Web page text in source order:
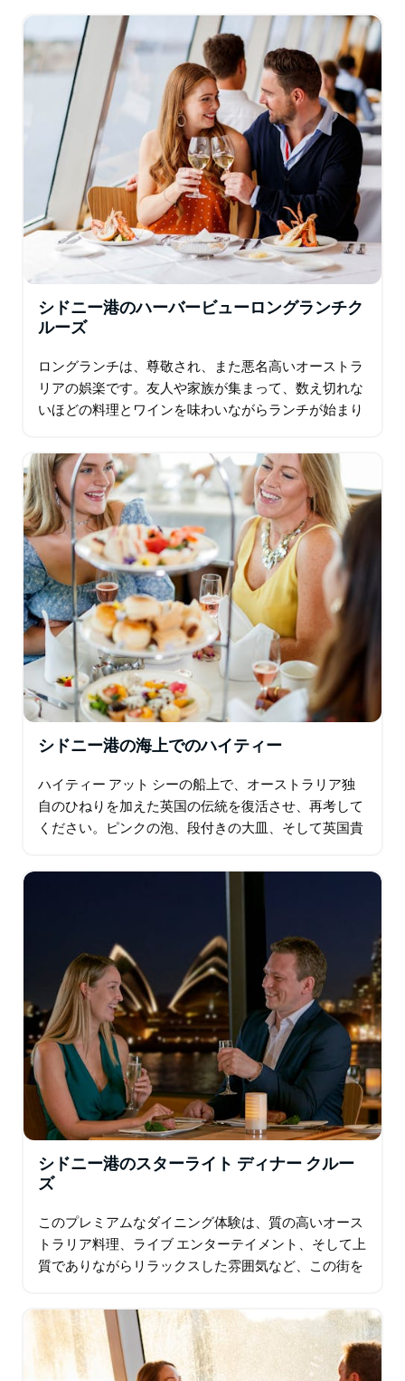
聞きながら、好きなときに自由に乗り降りできます。
…
シドニー港のハーバービューロングランチク
ルーズ
ロングランチは、尊敬され、また悪名高いオーストラ
リアの娯楽です。友人や家族が集まって、数え切れな
いほどの料理とワインを味わいながらランチが始まり
シドニー港の海上でのハイティー
ハイティー アット シーの船上で、オーストラリア独
自のひねりを加えた英国の伝統を復活させ、再考して
ください。ピンクの泡、段付きの大皿、そして英国貴
を独自のものにしています。 ハイティーのお祝いは…
シドニー港のスターライト ディナー クルー
ズ
このプレミアムなダイニング体験は、質の高いオース
トラリア料理、ライブ エンターテイメント、そして上
質でありながらリラックスした雰囲気など、この街を
す…